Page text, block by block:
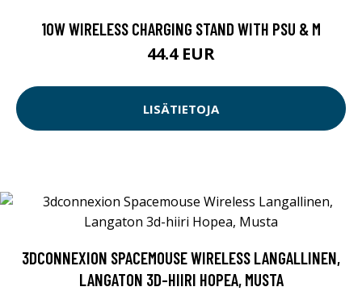
10W WIRELESS CHARGING STAND WITH PSU & M
44.4 EUR
LISÄTIETOJA
3DCONNEXION SPACEMOUSE WIRELESS LANGALLINEN,
LANGATON 3D-HIIRI HOPEA, MUSTA